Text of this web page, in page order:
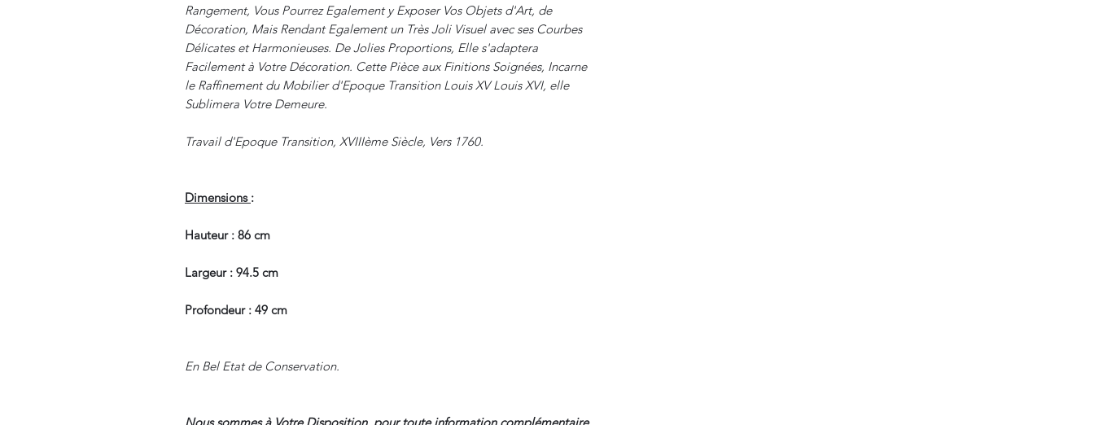
Rangement, Vous Pourrez Egalement y Exposer Vos Objets d'Art, de
Décoration, Mais Rendant Egalement un Très Joli Visuel avec ses Courbes
Délicates et Harmonieuses. De Jolies Proportions, Elle s'adaptera
Facilement à Votre Décoration. Cette Pièce aux Finitions Soignées, Incarne
le Raffinement du Mobilier d'Epoque Transition Louis XV Louis XVI, elle
Sublimera Votre Demeure.
Travail d'Epoque Transition, XVIIIème Siècle, Vers 1760.
Dimensions :
Hauteur : 86 cm
Largeur : 94.5 cm
Profondeur : 49 cm
En Bel Etat de Conservation.
Nous sommes à Votre Disposition, pour toute information complémentaire.